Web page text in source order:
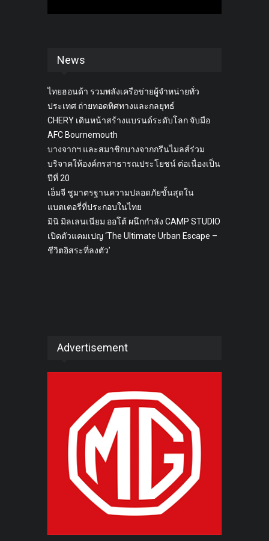
News
ไทยฮอนด้า รวมพลังเครือข่ายผู้จำหน่ายทั่ว
ประเทศ ถ่ายทอดทิศทางและกลยุทธ์
CHERY เดินหน้าสร้างแบรนด์ระดับโลก จับมือ
AFC Bournemouth
บางจากฯ และสมาชิกบางจากกรีนไมลส์ร่วม
บริจาคให้องค์กรสาธารณประโยชน์ ต่อเนื่องเป็น
ปีที่ 20
เอ็มจี ชูมาตรฐานความปลอดภัยขั้นสุดใน
แบตเตอรี่ที่ประกอบในไทย
มินิ มิลเลนเนียม ออโต้ ผนึกกำลัง CAMP STUDIO
เปิดตัวแคมเปญ ‘The Ultimate Urban Escape –
ชีวิตอิสระที่ลงตัว’
Advertisement